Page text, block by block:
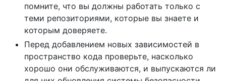
помните, что вы должны работать только с
теми репозиториями, которые вы знаете и
которым доверяете.
Перед добавлением новых зависимостей в
пространство кода проверьте, насколько
хорошо они обслуживаются, и выпускаются ли